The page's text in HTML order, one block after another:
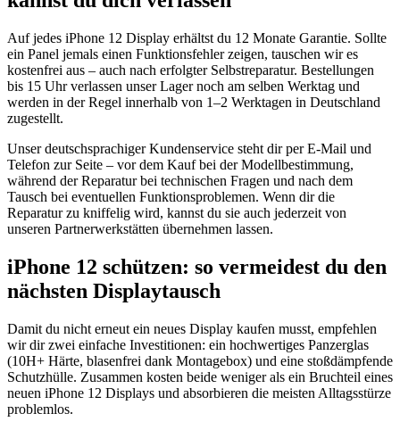
Auf jedes iPhone 12 Display erhältst du 12 Monate Garantie. Sollte
ein Panel jemals einen Funktionsfehler zeigen, tauschen wir es
kostenfrei aus – auch nach erfolgter Selbstreparatur. Bestellungen
bis 15 Uhr verlassen unser Lager noch am selben Werktag und
werden in der Regel innerhalb von 1–2 Werktagen in Deutschland
zugestellt.
Unser deutschsprachiger Kundenservice steht dir per E-Mail und
Telefon zur Seite – vor dem Kauf bei der Modellbestimmung,
während der Reparatur bei technischen Fragen und nach dem
Tausch bei eventuellen Funktionsproblemen. Wenn dir die
Reparatur zu kniffelig wird, kannst du sie auch jederzeit von
unseren Partnerwerkstätten übernehmen lassen.
iPhone 12 schützen: so vermeidest du den
nächsten Displaytausch
Damit du nicht erneut ein neues Display kaufen musst, empfehlen
wir dir zwei einfache Investitionen: ein hochwertiges Panzerglas
(10H+ Härte, blasenfrei dank Montagebox) und eine stoßdämpfende
Schutzhülle. Zusammen kosten beide weniger als ein Bruchteil eines
neuen iPhone 12 Displays und absorbieren die meisten Alltagsstürze
problemlos.